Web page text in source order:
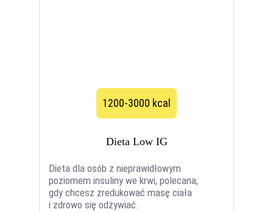
1200-3000 kcal
Dieta Low IG
Dieta dla osób z nieprawidłowym
poziomem insuliny we krwi, polecana,
gdy chcesz zredukować masę ciała
i zdrowo się odżywiać.